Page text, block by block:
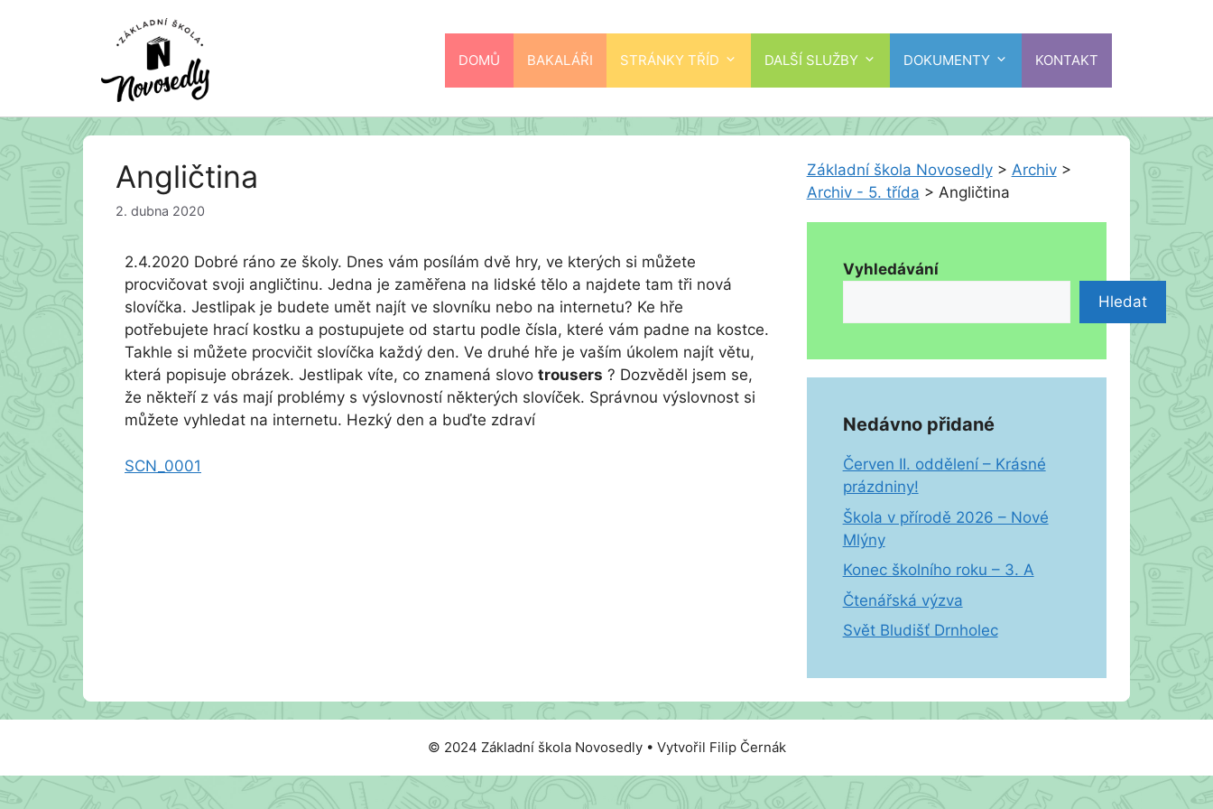
DOMŮ BAKALÁŘI STRÁNKY TŘÍD DALŠÍ SLUŽBY DOKUMENTY KONTAKT
Angličtina
2. dubna 2020
2.4.2020 Dobré ráno ze školy. Dnes vám posílám dvě hry, ve kterých si můžete
procvičovat svoji angličtinu. Jedna je zaměřena na lidské tělo a najdete tam tři nová
slovíčka. Jestlipak je budete umět najít ve slovníku nebo na internetu? Ke hře
potřebujete hrací kostku a postupujete od startu podle čísla, které vám padne na kostce.
Takhle si můžete procvičit slovíčka každý den. Ve druhé hře je vaším úkolem najít větu,
která popisuje obrázek. Jestlipak víte, co znamená slovo trousers ? Dozvěděl jsem se,
že někteří z vás mají problémy s výslovností některých slovíček. Správnou výslovnost si
můžete vyhledat na internetu. Hezký den a buďte zdraví
SCN_0001
Základní škola Novosedly> Archiv>
Archiv - 5. třída > Angličtina
Vyhledávání
Hledat
Nedávno přidané
Červen II. oddělení – Krásné
prázdniny!
Škola v přírodě 2026 – Nové
Mlýny
Konec školního roku – 3. A
Čtenářská výzva
Svět Bludišť Drnholec
© 2024 Základní škola Novosedly • Vytvořil Filip Černák